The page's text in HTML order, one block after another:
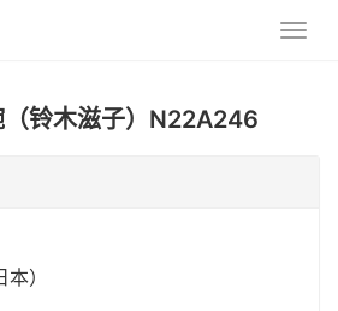
（铃木滋子）N22A246
）